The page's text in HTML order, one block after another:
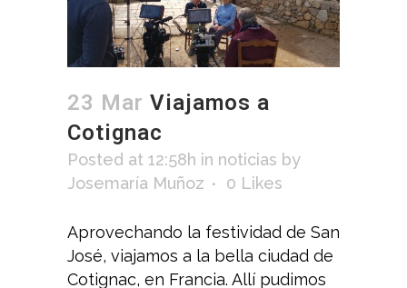
23 Mar Viajamos a
Cotignac
Posted at 12:58h in noticias by
Josemaría Muñoz
0 Likes
Aprovechando la festividad de San
José, viajamos a la bella ciudad de
Cotignac, en Francia. Allí pudimos